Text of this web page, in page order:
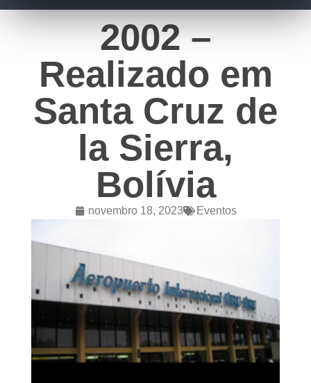
2002 –
Realizado em
Santa Cruz de
la Sierra,
Bolívia
novembro 18, 2023 Eventos